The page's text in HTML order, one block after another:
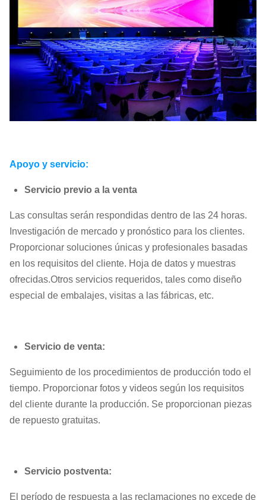
Apoyo y servicio:
Servicio previo a la venta
Las consultas serán respondidas dentro de las 24 horas.
Investigación de mercado y pronóstico para los clientes.
Proporcionar soluciones únicas y profesionales basadas
en los requisitos del cliente. Hoja de datos y muestras
ofrecidas.Otros servicios requeridos, tales como diseño
especial de embalajes, visitas a las fábricas, etc.
Servicio de venta:
Seguimiento de los procedimientos de producción todo el
tiempo. Proporcionar fotos y videos según los requisitos
del cliente durante la producción. Se proporcionan piezas
de repuesto gratuitas.
Servicio postventa:
El período de respuesta a las reclamaciones no excede de